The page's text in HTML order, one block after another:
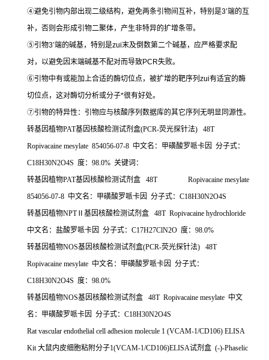
④避免引物内部出现二级结构，避免两条引物间互补，特别是3’端的互
补，否则会形成引物二聚体，产生非特异的扩增条带。
⑤引物3’端的碱基，特别是zui末及倒数第二个碱基，应严格要求配
对，以避免因末端碱基不配对而导致PCR失败。
⑥引物中有或能加上合适的酶切位点，被扩增的靶序列 zui有适宜的酶
切位点，这对酶切分析或分子*很有好处。
⑦引物的特异性：引物应与核酸序列数据库的其它序列无明显同源性。
转基因植物PAT基因核酸检测试剂盒(PCR-荧光探针法) 48T
Ropivacaine mesylate 854056-07-8 中文名：甲磺酸罗哌卡因 分子式：
C18H30N2O4S 度： 98.0% 关键词：
转基因植物PAT基因核酸检测试剂盒 48T Ropivacaine mesylate
854056-07-8 中文名：甲磺酸罗哌卡因 分子式： C18H30N2O4S
转基因植物NPTⅡ基因核酸检测试剂盒 48T Ropivacaine hydrochloride
中文名：盐酸罗哌卡因 分子式： C17H27ClN2O 度： 98.0%
转基因植物NOS基因核酸检测试剂盒(PCR-荧光探针法) 48T
Ropivacaine mesylate 中文名：甲磺酸罗哌卡因 分子式：
C18H30N2O4S 度： 98.0%
转基因植物NOS基因核酸检测试剂盒 48T Ropivacaine mesylate 中文
名：甲磺酸罗哌卡因 分子式： C18H30N2O4S
Rat vascular endothelial cell adhesion molecule 1 (VCAM-1/CD106) ELISA
Kit大鼠内皮细胞粘附分子1(VCAM-1/CD106)ELISA试剂盒 (-)-Phaselic